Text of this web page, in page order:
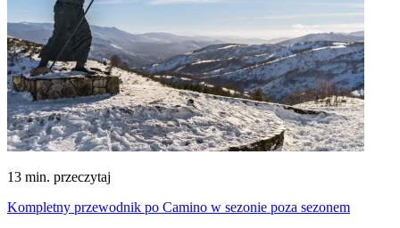
13 min. przeczytaj
Kompletny przewodnik po Camino w sezonie poza sezonem